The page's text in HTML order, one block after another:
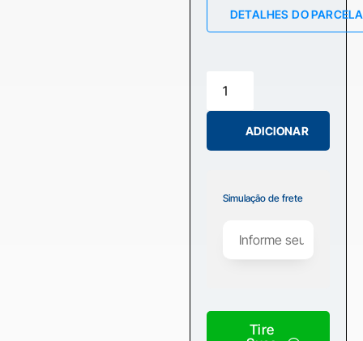
DETALHES DO
ADICIONAR
Simulação de frete
Tire